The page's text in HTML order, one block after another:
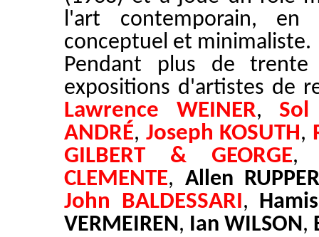
l'art contemporain, en
conceptuel et minimaliste.
Pendant plus de
expositions d'artistes de
Lawrence WEINER,Sol
ANDRÉ, Joseph KOSUTH,
GILBERT & GEORGE
CLEMENTE, Allen
John BALDESSARI,
VERMEIREN, Ian WILSON,